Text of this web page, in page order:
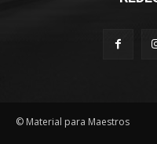
© Material para Maestros